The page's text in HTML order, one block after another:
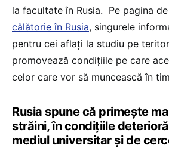
la facultate în Rusia. Pe pagina de
călătorie în Rusia, singurele
pentru cei aflați la studiu pe
promovează condițiile pe care
celor care vor să muncească în
Rusia spune că primește
străini, în condițiile
mediul universitar și de